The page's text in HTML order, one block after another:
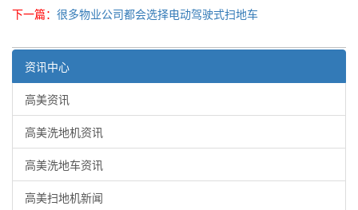
下一篇： 很多物业公司都会选择电动驾驶式扫地车
资讯中心
高美资讯
高美洗地机资讯
高美洗地车资讯
高美扫地机新闻